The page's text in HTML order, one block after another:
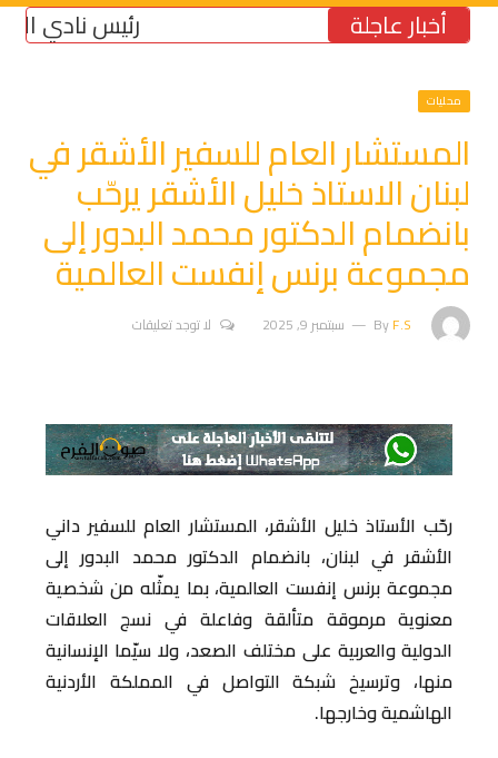
أخبار عاجلة رئيس نادي
محليات
المستشار العام للسفير الأشقر في
لبنان الاستاذ خليل الأشقر يرحّب
بانضمام الدكتور محمد البدور إلى
مجموعة برنس إنفست العالمية
ByF.S سبتمبر 9, 2025 لا توجد تعليقات
رحّب الأستاذ خليل الأشقر، المستشار العام للسفير داني
الأشقر في لبنان، بانضمام الدكتور محمد البدور إلى
مجموعة برنس إنفست العالمية، بما يمثّله من شخصية
معنوية مرموقة متألقة وفاعلة في نسج العلاقات
الدولية والعربية على مختلف الصعد، ولا سيّما الإنسانية
منها، وترسيخ شبكة التواصل في المملكة الأردنية
الهاشمية وخارجها.